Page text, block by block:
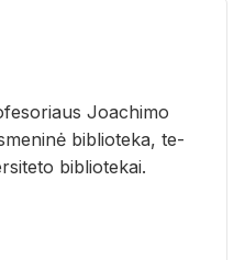
Jo­a­chi­mo
bi­b­lio­te­ka, te­
bi­b­lio­te­kai.